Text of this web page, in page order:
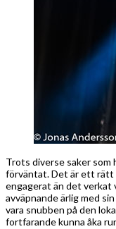
Trots diverse saker
förväntat. Det är ett rätt
engagerat än det verkat
avväpnande ärlig med
vara snubben på den
fortfarande kunna åka